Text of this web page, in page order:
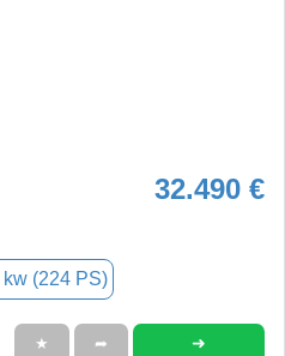
32.490 €
kw (224 PS)
★ ➦ ➜